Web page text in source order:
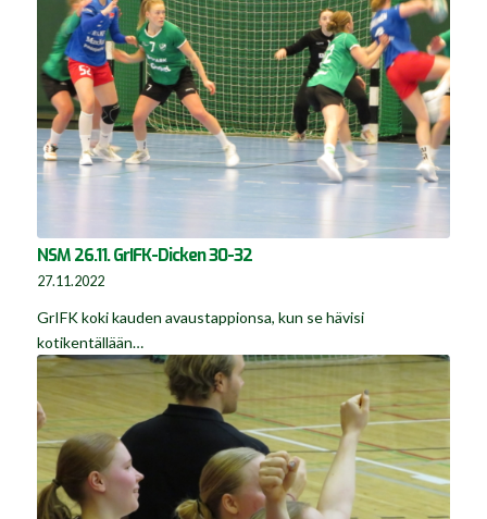
NSM 26.11. GrIFK-Dicken 30-32
27.11.2022
GrIFK koki kauden avaustappionsa, kun se hävisi
kotikentällään…